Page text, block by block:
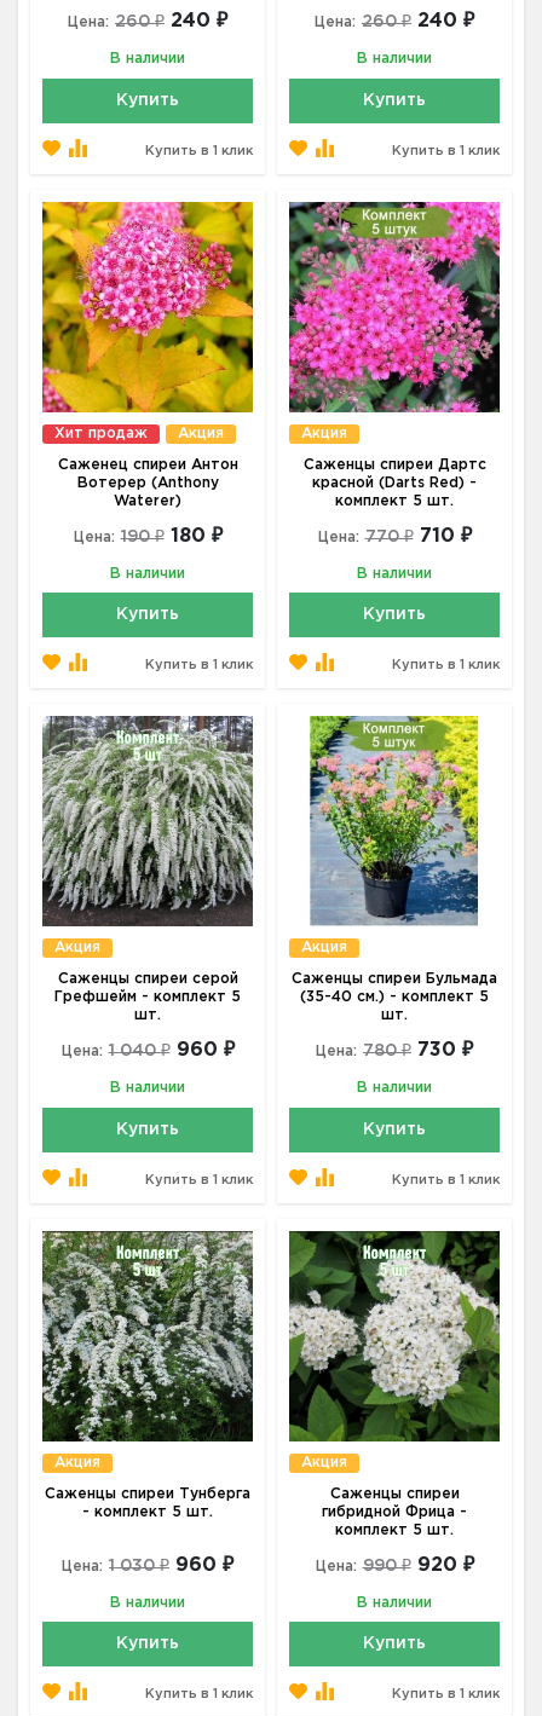
Цена: 260 ₽ 240 ₽
В наличии
Купить
Купить в 1 клик
Цена: 260 ₽ 240 ₽
В наличии
Купить
Купить в 1 клик
Хит продаж Акция
Саженец спиреи Антон
Вотерер (Anthony
Waterer)
Цена: 190 ₽ 180 ₽
В наличии
Купить
Купить в 1 клик
Акция
Саженцы спиреи Дартс
красной (Darts Red) -
комплект 5 шт.
Цена: 770 ₽ 710 ₽
В наличии
Купить
Купить в 1 клик
Акция
Саженцы спиреи серой
Грефшейм - комплект 5
шт.
Цена: 1 040 ₽ 960 ₽
В наличии
Купить
Купить в 1 клик
Акция
Саженцы спиреи Бульмада
(35-40 см.) - комплект 5
шт.
Цена: 780 ₽ 730 ₽
В наличии
Купить
Купить в 1 клик
Акция
Саженцы спиреи Тунберга
- комплект 5 шт.
Цена: 1 030 ₽ 960 ₽
В наличии
Купить
Купить в 1 клик
Акция
Саженцы спиреи
гибридной Фрица -
комплект 5 шт.
Цена: 990 ₽ 920 ₽
В наличии
Купить
Купить в 1 клик